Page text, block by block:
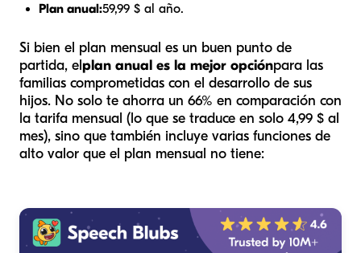
Plan anual:59,99 $ al año.
Si bien el plan mensual es un buen punto de
partida, elplan anual es la mejor opciónpara las
familias comprometidas con el desarrollo de sus
hijos. No solo te ahorra un 66% en comparación con
la tarifa mensual (lo que se traduce en solo 4,99 $ al
mes), sino que también incluye varias funciones de
alto valor que el plan mensual no tiene: